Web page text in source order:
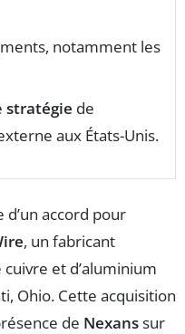
notamment les
stratégie de
aux États-Unis.
d’un accord pour
, un fabricant
et d’aluminium
Ohio. Cette acquisition
de Nexanssur